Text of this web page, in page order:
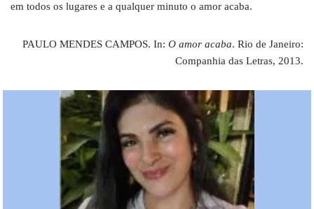
em todos os lugares e a qualquer minuto o amor acaba.
PAULO MENDES CAMPOS. In: O amor acaba. Rio de Janeiro:
Companhia das Letras, 2013.